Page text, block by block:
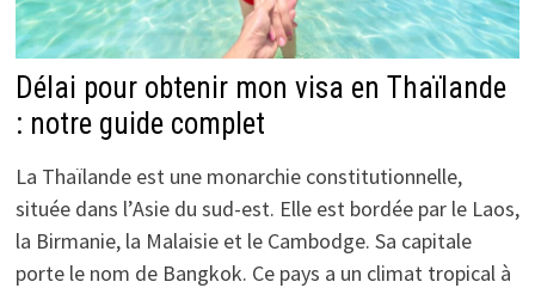
Délai pour obtenir mon visa en Thaïlande
: notre guide complet
La Thaïlande est une monarchie constitutionnelle,
située dans l’Asie du sud-est. Elle est bordée par le Laos,
la Birmanie, la Malaisie et le Cambodge. Sa capitale
porte le nom de Bangkok. Ce pays a un climat tropical à